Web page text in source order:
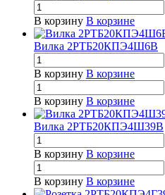
В корзину В корзине
Вилка 2РТБ20КПЭ4Ш6В
В корзину В корзине
В корзину В корзине
Вилка 2РТБ20КПЭ4Ш39В
В корзину В корзине
В корзину В корзине